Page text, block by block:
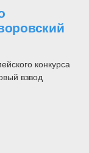
конкурса
взвод